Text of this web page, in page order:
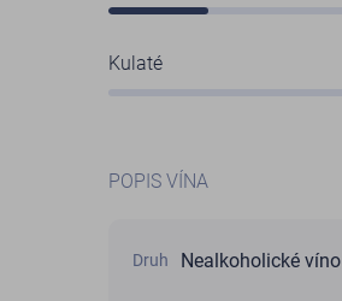
Kulaté
POPIS VÍNA
Druh Nealkoholické víno